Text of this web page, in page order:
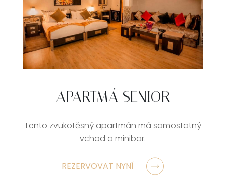
APARTMÁ SENIOR
Tento zvukotěsný apartmán má samostatný
vchod a minibar.
REZERVOVAT NYNÍ